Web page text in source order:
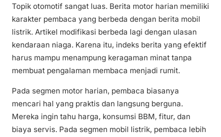
Topik otomotif sangat luas. Berita motor harian memiliki
karakter pembaca yang berbeda dengan berita mobil
listrik. Artikel modifikasi berbeda lagi dengan ulasan
kendaraan niaga. Karena itu, indeks berita yang efektif
harus mampu menampung keragaman minat tanpa
membuat pengalaman membaca menjadi rumit.
Pada segmen motor harian, pembaca biasanya
mencari hal yang praktis dan langsung berguna.
Mereka ingin tahu harga, konsumsi BBM, fitur, dan
biaya servis. Pada segmen mobil listrik, pembaca lebih